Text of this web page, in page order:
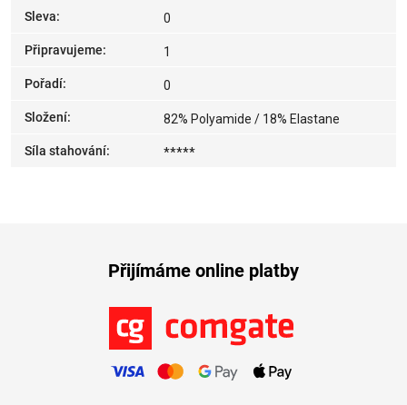
Sleva: 0
Připravujeme: 1
Pořadí: 0
Složení: 82% Polyamide / 18% Elastane
Síla stahování: *****
Přijímáme online platby